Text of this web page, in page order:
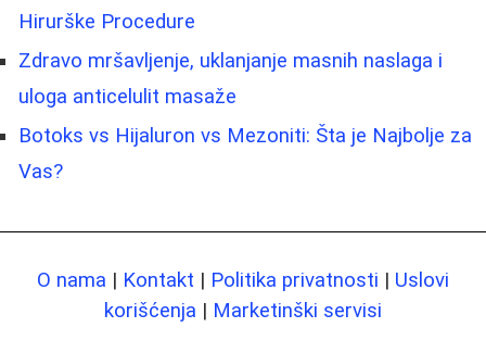
Hirurške Procedure
Zdravo mršavljenje, uklanjanje masnih naslaga i
uloga anticelulit masaže
Botoks vs Hijaluron vs Mezoniti: Šta je Najbolje za
Vas?
O nama | Kontakt | Politika privatnosti | Uslovi
korišćenja | Marketinški servisi